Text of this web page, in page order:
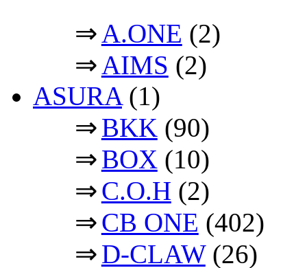
⇒A.ONE (2)
⇒AIMS (2)
ASURA(1)
⇒BKK (90)
⇒BOX (10)
⇒C.O.H (2)
⇒CB ONE (402)
⇒D-CLAW(26)